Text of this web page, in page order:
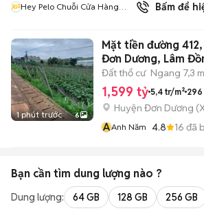
Hey Pelo Chuỗi Cửa Hàng
Bấm để
1 phút trước 6
Mặt tiền đường
Đơn Dương, Lâm
Đất thổ cư Ngang 7,3 m
1,599 tỷ 5,4 tr/m² 296
Huyện Đơn Dương (
AAnh Năm 4.8 16 đã
Bạn cần tìm dung lượng nào ?
Dung lượng: 64 GB 128 GB 256 GB